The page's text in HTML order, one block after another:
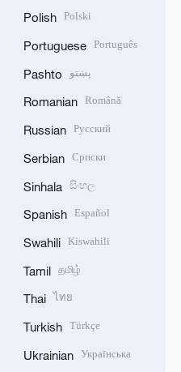
Polish Polski
Portuguese Português
Pashto پښتو
Romanian Română
Russian Русский
Serbian Српски
Sinhala සිංහල
Spanish Español
Swahili Kiswahili
Tamil தமிழ்
Thai ไทย
Turkish Türkçe
Ukrainian Українська